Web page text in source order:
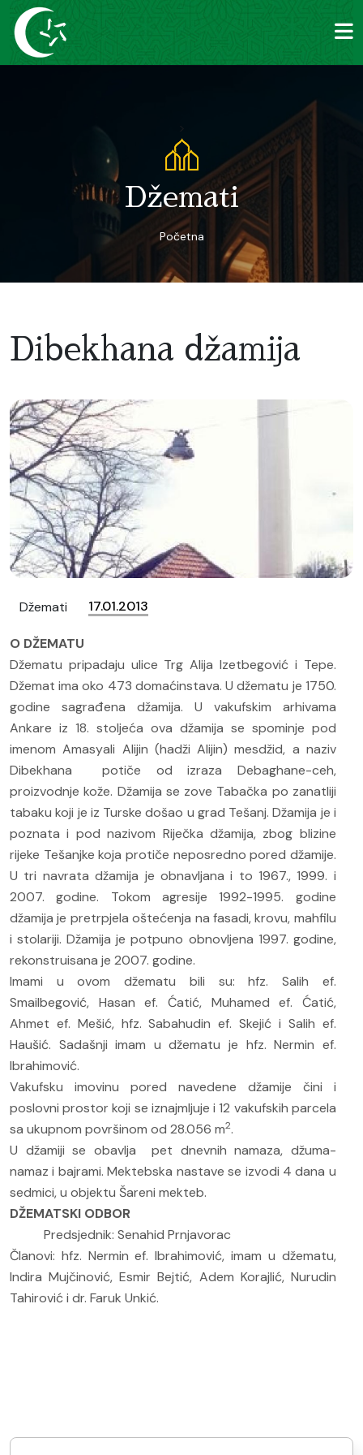
Džemati
Početna
Dibekhana džamija
Džemati 17.01.2013
O DŽEMATU
Džematu pripadaju ulice Trg Alija Izetbegović i Tepe.
Džemat ima oko 473 domaćinstava. U džematu je 1750.
godine sagrađena džamija. U vakufskim arhivama
Ankare iz 18. stoljeća ova džamija se spominje pod
imenom Amasyali Alijin (hadži Alijin) mesdžid, a naziv
Dibekhana potiče od izraza Debaghane-ceh,
proizvodnje kože. Džamija se zove Tabačka po zanatliji
tabaku koji je iz Turske došao u grad Tešanj. Džamija je i
poznata i pod nazivom Riječka džamija, zbog blizine
rijeke Tešanjke koja protiče neposredno pored džamije.
U tri navrata džamija je obnavljana i to 1967., 1999. i
2007. godine. Tokom agresije 1992-1995. godine
džamija je pretrpjela oštećenja na fasadi, krovu, mahfilu
i stolariji. Džamija je potpuno obnovljena 1997. godine,
rekonstruisana je 2007. godine.
Imami u ovom džematu bili su: hfz. Salih ef.
Smailbegović, Hasan ef. Ćatić, Muhamed ef. Ćatić,
Ahmet ef. Mešić, hfz. Sabahudin ef. Skejić i Salih ef.
Haušić. Sadašnji imam u džematu je hfz. Nermin ef.
Ibrahimović.
Vakufsku imovinu pored navedene džamije čini i
poslovni prostor koji se iznajmljuje i 12 vakufskih parcela
sa ukupnom površinom od 28.056 m2.
U džamiji se obavlja pet dnevnih namaza, džuma-
namaz i bajrami. Mektebska nastave se izvodi 4 dana u
sedmici, u objektu Šareni mekteb.
DŽEMATSKI ODBOR
Predsjednik: Senahid Prnjavorac
Članovi: hfz. Nermin ef. Ibrahimović, imam u džematu,
Indira Mujčinović, Esmir Bejtić, Adem Korajlić, Nurudin
Tahirović i dr. Faruk Unkić.